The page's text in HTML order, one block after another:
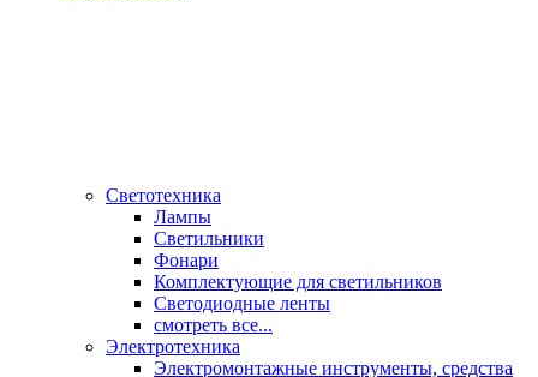
Светотехника
Лампы
Светильники
Фонари
Комплектующие для светильников
Светодиодные ленты
смотреть все...
Электротехника
Электромонтажные инструменты, средства